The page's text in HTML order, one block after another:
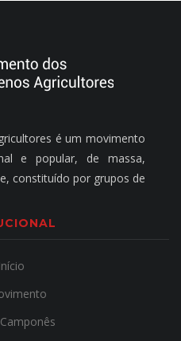
é um movimento
e popular, de massa,
constituído por grupos de
Início